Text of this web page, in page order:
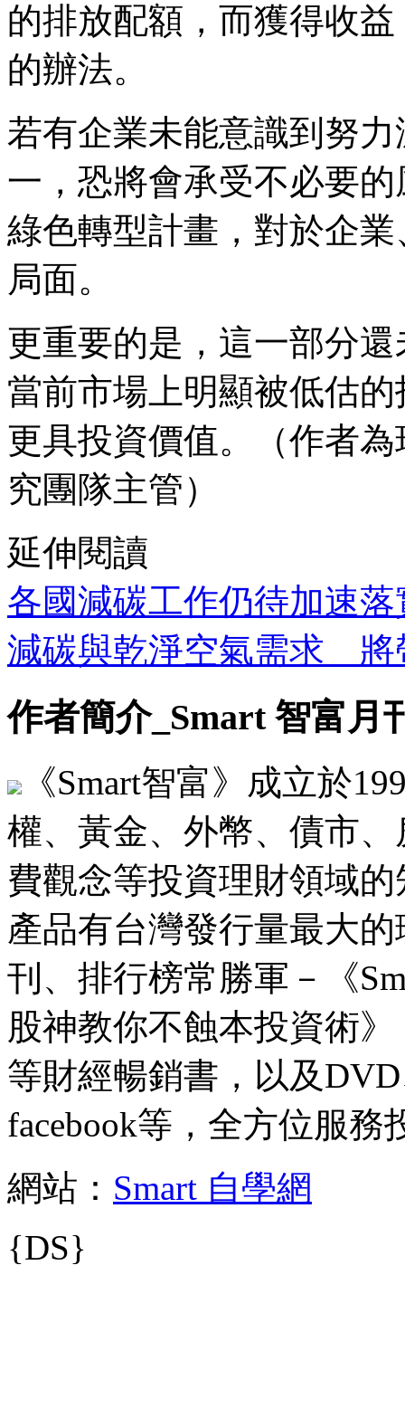
的排放配額，而獲得收
的辦法。
若有企業未能意識到努
一，恐將會承受不必要
綠色轉型計畫，對於企
局面。
更重要的是，這一部分
當前市場上明顯被低估
更具投資價值。（作者
究團隊主管）
延伸閱讀
各國減碳工作仍待加速落
減碳與乾淨空氣需求 將
作者簡介_Smart 智富月
《Smart智富》成立於
權、黃金、外幣、債市
費觀念等投資理財領域
產品有台灣發行量最大
刊、排行榜常勝軍－《
股神教你不蝕本投資術
等財經暢銷書，以及
facebook等，全方位服務
網站： Smart 自學網
{DS}